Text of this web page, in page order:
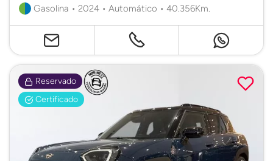
Gasolina • 2024 • Automático • 40.356Km.
Reservado
Certificado